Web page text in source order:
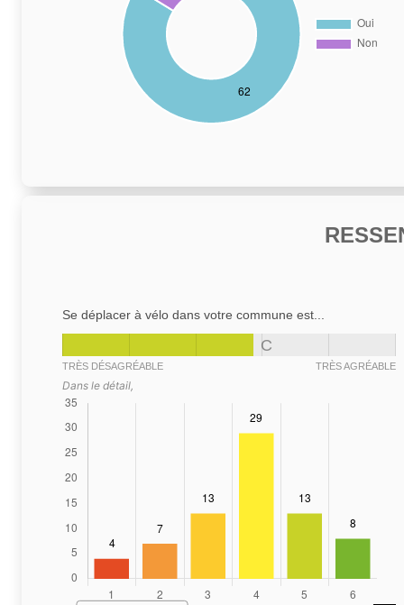
Se déplacer à vélo dans votre commune est...
C
TRÈS DÉSAGRÉABLE TRÈS AGRÉABLE
Dans le détail,